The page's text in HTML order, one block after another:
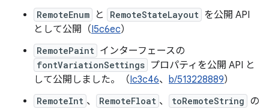
RemoteEnum と RemoteStateLayout を公開 API
として公開（I5c6ec）
RemotePaint インターフェースの
fontVariationSettings プロパティを公開 API と
して公開しました。（Ic3c46、 b/513228889）
RemoteInt 、 RemoteFloat 、 toRemoteString の